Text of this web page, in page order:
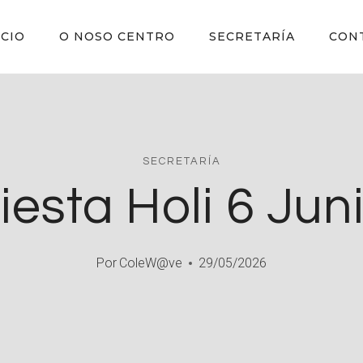
O NOSO CENTRO SECRETARÍA
SECRETARÍA
Holi 6
Por ColeW@ve 29/05/2026